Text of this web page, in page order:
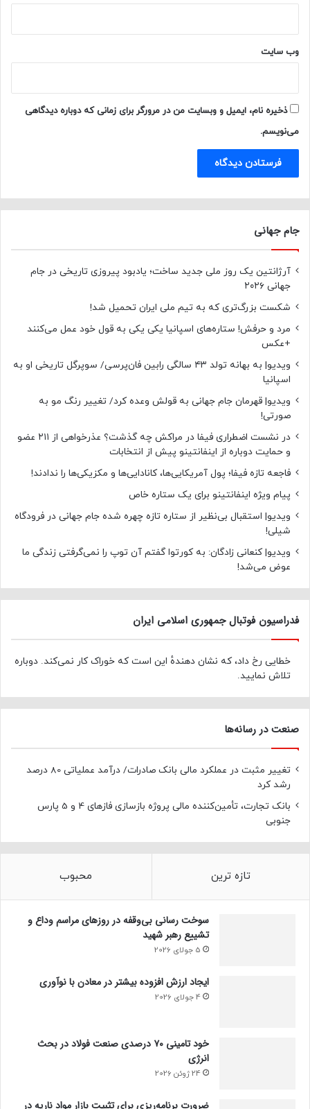
وب‌ سایت
ذخیره نام، ایمیل و وبسایت من در مرورگر برای زمانی که دوباره دیدگاهی
می‌نویسم.
جام جهانی
آرژانتین یک روز ملی جدید ساخت؛ یادبود پیروزی تاریخی در جام
جهانی ۲۰۲۶
شکست بزرگ‌تری که به تیم ملی ایران تحمیل شد!
مرد و حرفش! ستاره‌های اسپانیا یکی یکی به قول خود عمل می‌کنند
+عکس
ویدیو| به بهانه تولد ۴۳ سالگی رابین فان‌پرسی/ سوپرگل تاریخی او به
اسپانیا
ویدیو| قهرمان جام جهانی به قولش وعده کرد/ تغییر رنگ مو به
صورتی!
در نشست اضطراری فیفا در مراکش چه گذشت؟ عذرخواهی از ۲۱۱ عضو
و حمایت دوباره از اینفانتینو پیش از انتخابات
فاجعه تازه فیفا؛ پول آمریکایی‌ها، کانادایی‌ها و مکزیکی‌ها را ندادند!
پیام ویژه اینفانتینو برای یک ستاره خاص
ویدیو| استقبال بی‌نظیر از ستاره تازه چهره شده جام جهانی در فرودگاه
شیلی!
ویدیو| کنعانی زادگان: به کورتوا گفتم آن توپ را نمی‌گرفتی زندگی ما
عوض می‌شد!
فدراسیون فوتبال جمهوری اسلامی ایران
خطایی رخ داد، که نشان دهندهٔ این است که خوراک کار نمی‌کند. دوباره
تلاش نمایید.
صنعت در رسانه‌ها
تغییر مثبت در عملکرد مالی بانک صادرات/ درآمد عملیاتی 80 درصد
رشد کرد
بانک تجارت، تأمین‌کننده مالی پروژه بازسازی فازهای 4 و 5 پارس
جنوبی
تازه ترین محبوب
سوخت رسانی بی‌وقفه در روز‌های مراسم وداع و
تشییع رهبر شهید
5 جولای 2026
ایجاد ارزش افزوده بیشتر در معادن با نوآوری
4 جولای 2026
خود تامینی ۷۰ درصدی صنعت فولاد در بحث
انرژی
24 ژوئن 2026
ضرورت برنامه‌ریزی برای تثبیت بازار مواد ناریه در